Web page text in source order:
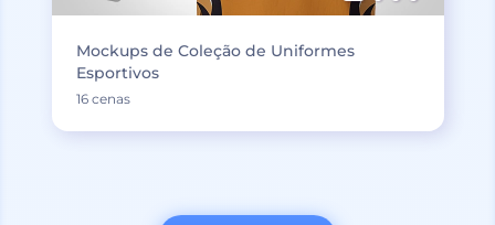
Mockups de Coleção de Uniformes
Esportivos
16 cenas